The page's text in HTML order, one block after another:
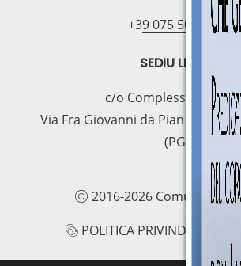
+39 075 5094797
SEDIU LEGAL
c/o Complesso
Via Fra Giovanni da Pian di
(PG)
2016-2026 Comunità
POLITICA PRIVIND COOKIE-